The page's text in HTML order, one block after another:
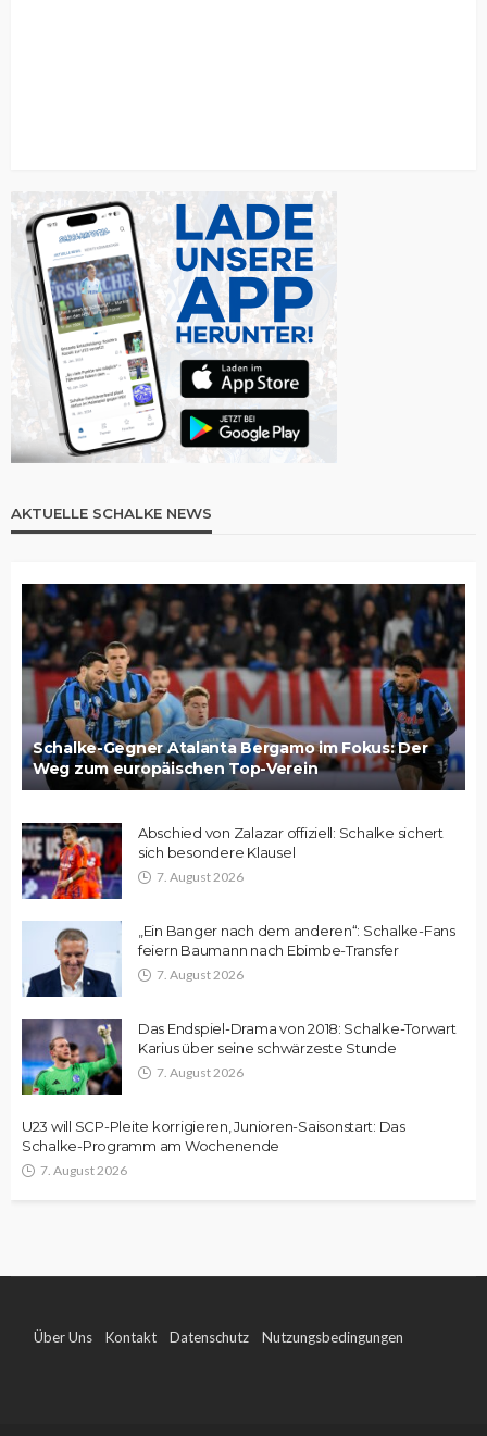
AKTUELLE SCHALKE NEWS
Schalke-Gegner Atalanta Bergamo im Fokus: Der
Weg zum europäischen Top-Verein
Abschied von Zalazar offiziell: Schalke sichert
sich besondere Klausel
7. August 2026
„Ein Banger nach dem anderen“: Schalke-Fans
feiern Baumann nach Ebimbe-Transfer
7. August 2026
Das Endspiel-Drama von 2018: Schalke-Torwart
Karius über seine schwärzeste Stunde
7. August 2026
U23 will SCP-Pleite korrigieren, Junioren-Saisonstart: Das
Schalke-Programm am Wochenende
7. August 2026
Über Uns Kontakt Datenschutz Nutzungsbedingungen